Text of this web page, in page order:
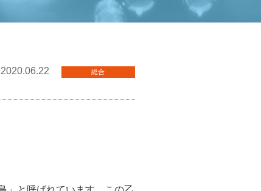
2020.06.22 総合